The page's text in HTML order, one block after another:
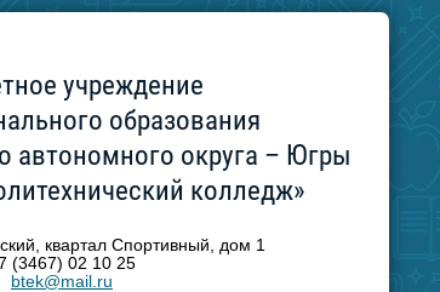
учреждение
образования
автономного округа – Югры
колледж»
квартал Спортивный, дом 1
(3467) 02 10 25
btek@mail.ru